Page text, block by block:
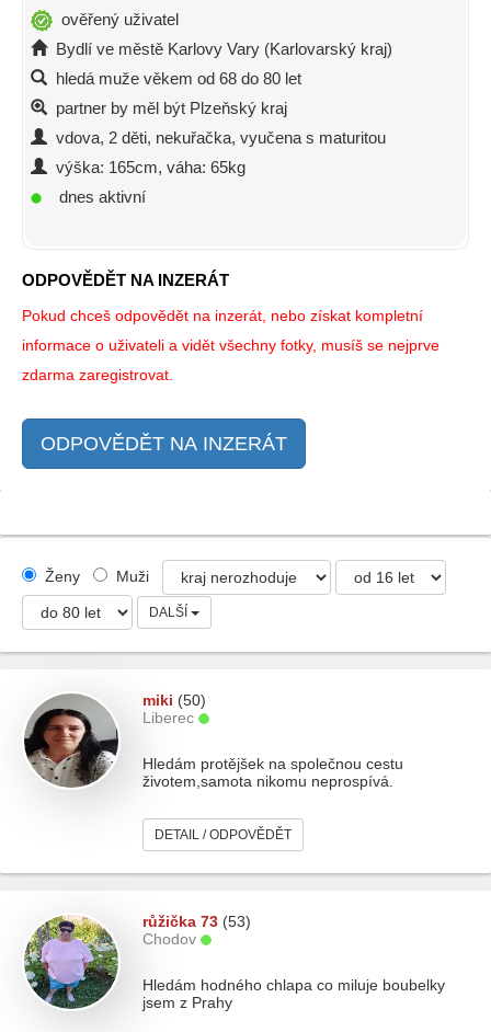
ověřený uživatel
Bydlí ve městě Karlovy Vary (Karlovarský kraj)
hledá muže věkem od 68 do 80 let
partner by měl být Plzeňský kraj
vdova, 2 děti, nekuřačka, vyučena s maturitou
výška: 165cm, váha: 65kg
dnes aktivní
ODPOVĚDĚT NA INZERÁT
Pokud chceš odpovědět na inzerát, nebo získat kompletní
informace o uživateli a vidět všechny fotky, musíš se nejprve
zdarma zaregistrovat.
ODPOVĚDĚT NA INZERÁT
Ženy Muži
DALŠÍ
miki (50)
Liberec
Hledám protějšek na společnou cestu
životem,samota nikomu neprospívá.
DETAIL / ODPOVĚDĚT
růžička 73 (53)
Chodov
Hledám hodného chlapa co miluje boubelky
jsem z Prahy